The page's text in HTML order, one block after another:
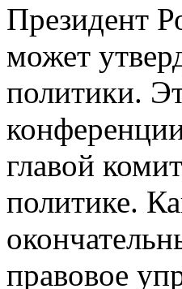
Президент
может
политики.
главой
политике.
правовое